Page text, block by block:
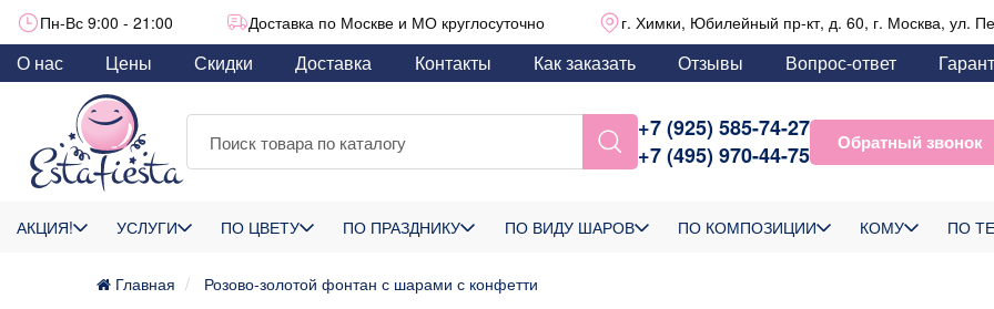
Пн-Вс 9:00 - 21:00 Доставка по Москве и МО круглосуточно г. Химки, Юбилейный пр-кт, д. 60, г. Москва, ул.
О нас Цены Скидки Доставка Контакты Как заказать Отзывы Вопрос-ответ
+7 (925) 585-74-27
+7 (495) 970-44-75
Обратный звонок
АКЦИЯ! УСЛУГИ ПО ЦВЕТУ ПО ПРАЗДНИКУ ПО ВИДУ ШАРОВ ПО КОМПОЗИЦИИ КОМУ ПО
Главная Розово-золотой фонтан с шарами с конфетти